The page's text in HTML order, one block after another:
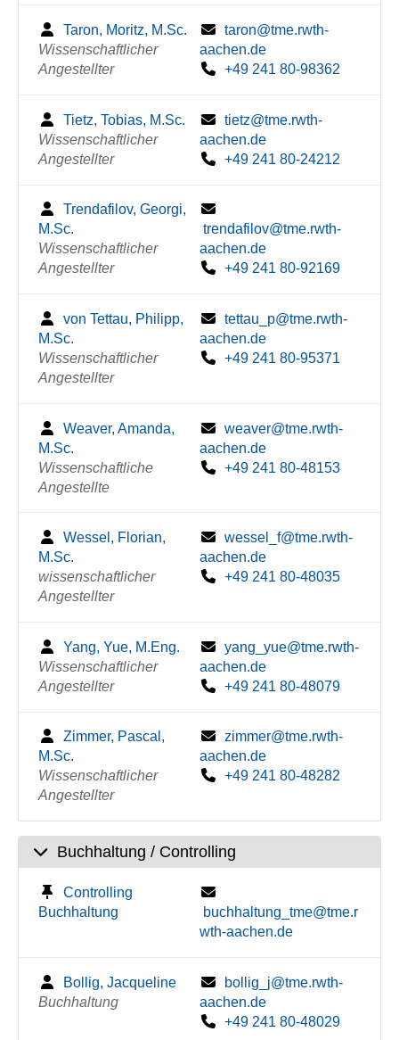
Taron, Moritz, M.Sc.
Wissenschaftlicher
Angestellter
taron@tme.rwth-
aachen.de
+49 241 80-98362
Tietz, Tobias, M.Sc.
Wissenschaftlicher
Angestellter
tietz@tme.rwth-
aachen.de
+49 241 80-24212
Trendafilov, Georgi,
M.Sc.
Wissenschaftlicher
Angestellter
trendafilov@tme.rwth-
aachen.de
+49 241 80-92169
von Tettau, Philipp,
M.Sc.
Wissenschaftlicher
Angestellter
tettau_p@tme.rwth-
aachen.de
+49 241 80-95371
Weaver, Amanda,
M.Sc.
Wissenschaftliche
Angestellte
weaver@tme.rwth-
aachen.de
+49 241 80-48153
Wessel, Florian,
M.Sc.
wissenschaftlicher
Angestellter
wessel_f@tme.rwth-
aachen.de
+49 241 80-48035
Yang, Yue, M.Eng.
Wissenschaftlicher
Angestellter
yang_yue@tme.rwth-
aachen.de
+49 241 80-48079
Zimmer, Pascal,
M.Sc.
Wissenschaftlicher
Angestellter
zimmer@tme.rwth-
aachen.de
+49 241 80-48282
Buchhaltung / Controlling
Controlling
Buchhaltung
buchhaltung_tme@tme.r
wth-aachen.de
Bollig, Jacqueline
Buchhaltung
bollig_j@tme.rwth-
aachen.de
+49 241 80-48029